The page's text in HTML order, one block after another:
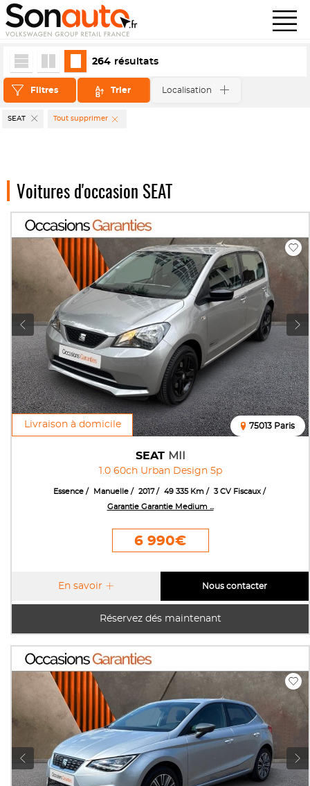
SEAT Tout supprimer
Filtres Trier Localisation
264 résultats
Voitures d'occasion SEAT
Livraison à domicile
SEAT MII
1.0 60ch Urban Design 5p
75013 Paris
Essence Manuelle 2017 49 335 Km
3 CV Fiscaux
Garantie Garantie Medium ...
6 990€
Réservez dés maintenant
En savoir Nous contacter